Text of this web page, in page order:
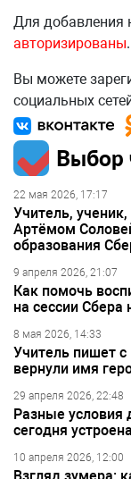
Для
авторизированы.
Вы можете
социальных
Выбор
22 мая 2026, 17:17
Учитель,
Артёмом
образования
9 апреля 2026, 21:07
Как помочь
на сессии
8 мая 2026, 14:33
Учитель пишет
вернули имя
29 апреля 2026, 22:48
Разные условия
сегодня
10 апреля 2026, 12:00